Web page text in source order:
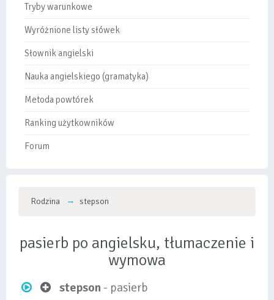
Tryby warunkowe
Wyróżnione listy słówek
Słownik angielski
Nauka angielskiego (gramatyka)
Metoda powtórek
Ranking użytkowników
Forum
Rodzina stepson
pasierb po angielsku, tłumaczenie i
wymowa
stepson - pasierb